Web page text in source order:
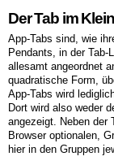
Der Tab im
App-Tabs sind, wie
Pendants, in der
allesamt angeordnet
quadratische Form,
App-Tabs wird
Dort wird also weder
angezeigt. Neben der
Browser optionalen,
hier in den Gruppen